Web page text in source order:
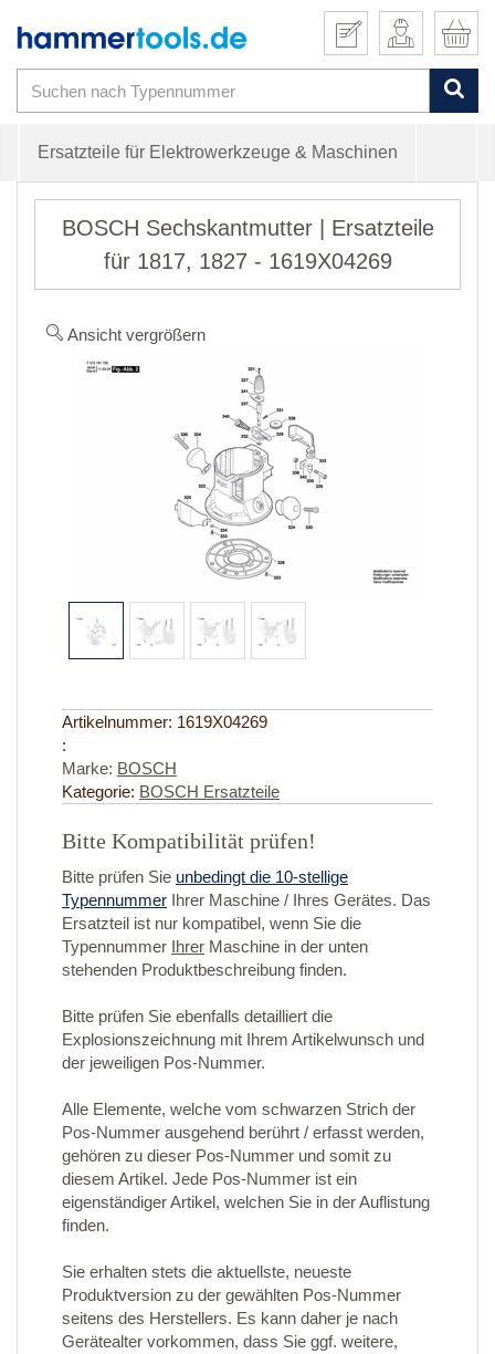
Ersatzteile für Elektrowerkzeuge & Maschinen
BOSCH Sechskantmutter | Ersatzteile
für 1817, 1827 - 1619X04269
Ansicht vergrößern
Artikelnummer: 1619X04269
:
Marke: BOSCH
Kategorie: BOSCH Ersatzteile
Bitte Kompatibilität prüfen!
Bitte prüfen Sie unbedingt die 10-stellige
Typennummer Ihrer Maschine / Ihres Gerätes. Das
Ersatzteil ist nur kompatibel, wenn Sie die
Typennummer Ihrer Maschine in der unten
stehenden Produktbeschreibung finden.
Bitte prüfen Sie ebenfalls detailliert die
Explosionszeichnung mit Ihrem Artikelwunsch und
der jeweiligen Pos-Nummer.
Alle Elemente, welche vom schwarzen Strich der
Pos-Nummer ausgehend berührt / erfasst werden,
gehören zu dieser Pos-Nummer und somit zu
diesem Artikel. Jede Pos-Nummer ist ein
eigenständiger Artikel, welchen Sie in der Auflistung
finden.
Sie erhalten stets die aktuellste, neueste
Produktversion zu der gewählten Pos-Nummer
seitens des Herstellers. Es kann daher je nach
Gerätealter vorkommen, dass Sie ggf. weitere,